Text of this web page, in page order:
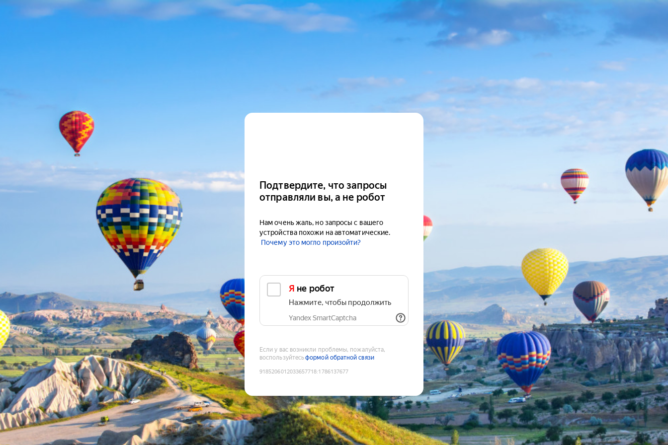
Подтвердите, что запросы
отправляли вы, а не робот
Нам очень жаль, но запросы с вашего
устройства похожи на автоматические.
Почему это могло произойти?
Я не робот
Нажмите, чтобы продолжить
Yandex SmartCaptcha
Если у вас возникли проблемы, пожалуйста,
воспользуйтесьформой обратной связи
9185206012033657718:1786137677